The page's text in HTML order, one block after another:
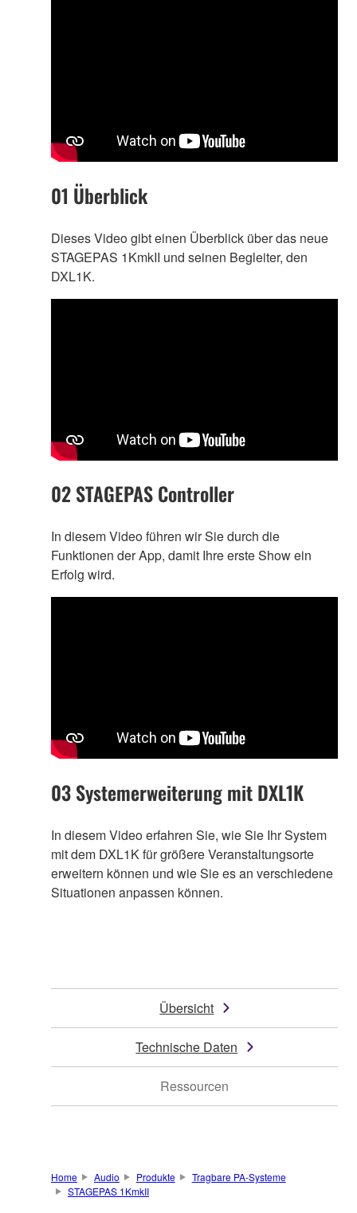
01 Überblick
Dieses Video gibt einen Überblick über das neue
STAGEPAS 1KmkII und seinen Begleiter, den
DXL1K.
02 STAGEPAS Controller
In diesem Video führen wir Sie durch die
Funktionen der App, damit Ihre erste Show ein
Erfolg wird.
03 Systemerweiterung mit DXL1K
In diesem Video erfahren Sie, wie Sie Ihr System
mit dem DXL1K für größere Veranstaltungsorte
erweitern können und wie Sie es an verschiedene
Situationen anpassen können.
Übersicht
Technische Daten
Ressourcen
Home Audio Produkte
Tragbare PA-Systeme
STAGEPAS 1KmkII